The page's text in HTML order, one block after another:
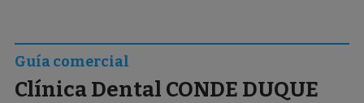
Clínica Dental CONDE DUQUE
Guía comercial